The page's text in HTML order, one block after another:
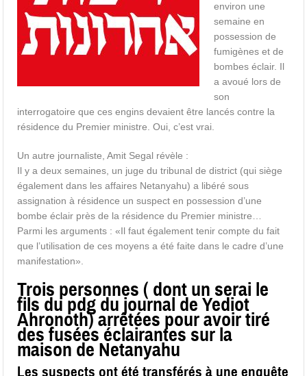
environ une
semaine en
possession de
fumigènes et de
bombes éclair. Il
a avoué lors de
son
interrogatoire que ces engins devaient être lancés contre la
résidence du Premier ministre. Oui, c’est vrai.
Un autre journaliste, Amit Segal révèle :
Il y a deux semaines, un juge du tribunal de district (qui siège
également dans les affaires Netanyahu) a libéré sous
assignation à résidence un suspect en possession d’une
bombe éclair près de la résidence du Premier ministre…
Parmi les arguments : «Il faut également tenir compte du fait
que l’utilisation de ces moyens a été faite dans le cadre d’une
manifestation».
Trois personnes ( dont un serai le
fils du pdg du journal de Yediot
Ahronoth) arrêtées pour avoir tiré
des fusées éclairantes sur la
maison de Netanyahu
Les suspects ont été transférés à une enquête